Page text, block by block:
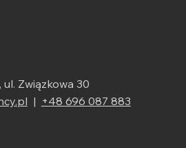
Związkowa 30
| +48 696 087 883